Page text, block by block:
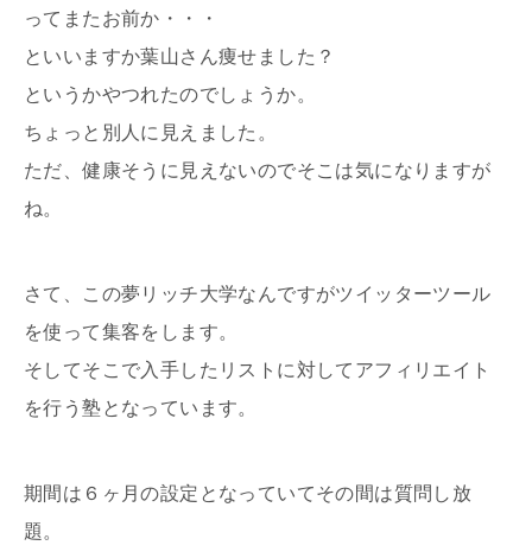
ってまたお前か・・・
といいますか葉山さん痩せました？
というかやつれたのでしょうか。
ちょっと別人に見えました。
ただ、健康そうに見えないのでそこは気になりますが
ね。
さて、この夢リッチ大学なんですがツイッターツール
を使って集客をします。
そしてそこで入手したリストに対して アフィリエイト
を行う塾となっています。
期間は６ヶ月の設定となっていてその間は質問し放
題。